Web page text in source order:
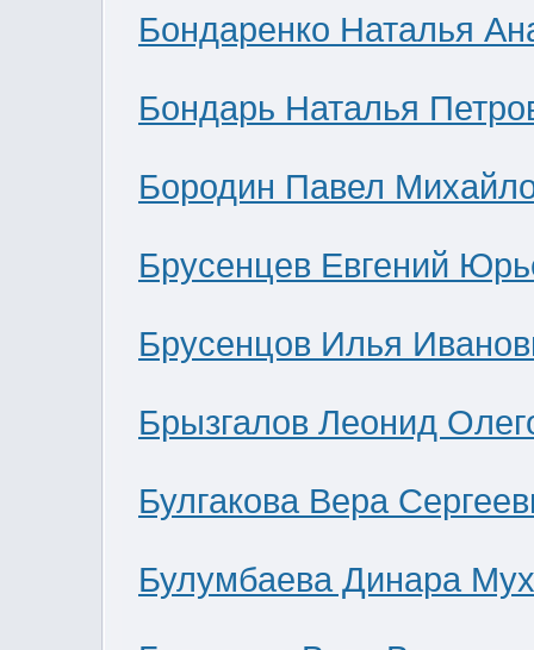
Бондаренко Наталья
Бондарь Наталья
Бородин Павел
Брусенцев Евгений
Брусенцов Илья
Брызгалов Леонид
Булгакова Вера
Булумбаева Динара